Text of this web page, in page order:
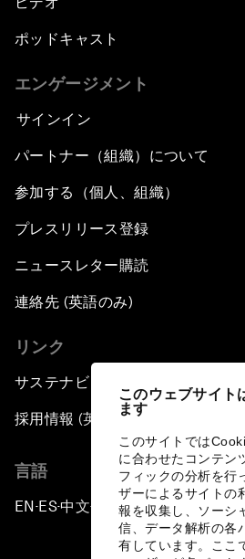
このウェブサイト
ます
このサイトでは
に合わせたコンテン
フィックの分析を行
ザーによるサイトの
報を収集し、ソーシ
信、データ解析の各
有しています。ここ
ポッドキャスト
エンゲージメント
サインイン
パートナー（組織）について
参加する（個人、組織）
プレスリリース登録
ニュースレター購読
連絡先 (英語のみ)
リンク
サステナビリティへの取り組み
採用情報 (英語のみ)
言語
EN ▪ES▪中文▪ 日本語